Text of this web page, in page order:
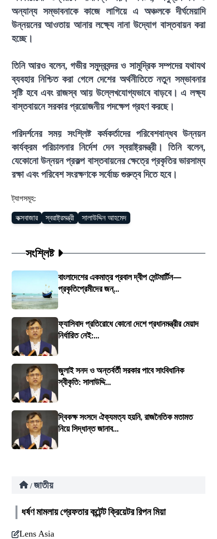
অন্যান্য সম্ভাবনাকে কাজে লাগিয়ে এ অঞ্চলকে দীর্ঘমেয়াদি
উন্নয়নের আওতায় আনার লক্ষ্যে নানা উদ্যোগ বাস্তবায়ন করা
হচ্ছে।
তিনি আরও বলেন, গভীর সমুদ্রবন্দর ও সামুদ্রিক সম্পদের যথাযথ
ব্যবহার নিশ্চিত করা গেলে দেশের অর্থনীতিতে নতুন সম্ভাবনার
সৃষ্টি হবে এবং রাজস্ব আয় উল্লেখযোগ্যভাবে বাড়বে। এ লক্ষ্য
বাস্তবায়নে সরকার প্রয়োজনীয় পদক্ষেপ গ্রহণ করছে।
পরিদর্শনের সময় সংশ্লিষ্ট কর্মকর্তাদের পরিবেশবান্ধব উন্নয়ন
কার্যক্রম পরিচালনার নির্দেশ দেন স্বরাষ্ট্রমন্ত্রী। তিনি বলেন,
যেকোনো উন্নয়ন প্রকল্প বাস্তবায়নের ক্ষেত্রে প্রকৃতির ভারসাম্য
রক্ষা এবং পরিবেশ সংরক্ষণকে সর্বোচ্চ গুরুত্ব দিতে হবে।
ট্যাগসমূহ:
কক্সবাজার স্বরাষ্ট্রমন্ত্রী সালাউদ্দিন আহমেদ
সংশ্লিষ্ট
বাংলাদেশের একমাত্র প্রবাল দ্বীপ সেন্টমার্টিন—
প্রকৃতিপ্রেমীদের জন্...
ফ্যাসিবাদ প্রতিরোধে কোনো দেশে প্রধানমন্ত্রীর মেয়াদ
নির্ধারিত নেই:...
জুলাই সনদ ও অন্তর্বর্তী সরকার পাবে সাংবিধানিক
স্বীকৃতি: সালাউদ্দি...
দ্বিকক্ষ সংসদে ঐক্যমত্য হয়নি, রাজনৈতিক মতামত
নিয়ে সিদ্ধান্ত জানাব...
/ জাতীয়
ধর্ষণ মামলায় গ্রেফতার কন্টেন্ট ক্রিয়েটর রিপন মিয়া
Lens Asia